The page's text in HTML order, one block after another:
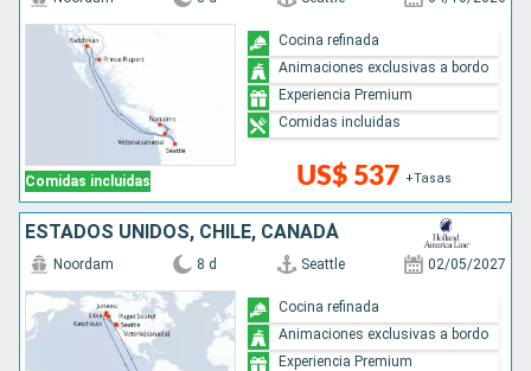
Comidas incluidas US$ 537 +Tasas
Cocina refinada
Animaciones exclusivas a bordo
Experiencia Premium
Comidas incluidas
ESTADOS UNIDOS, CHILE, CANADÁ
Noordam 8 d Seattle 02/05/2027
Cocina refinada
Animaciones exclusivas a bordo
Experiencia Premium